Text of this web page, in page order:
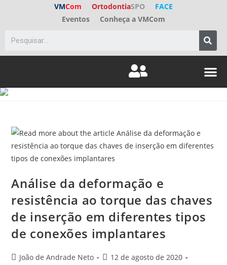
VMCom OrtodontiaSPO
FACE
Eventos
Conheça a VMCom
Análise da deformação e
resistência ao torque das chaves
de inserção em diferentes tipos
de conexões implantares
João de Andrade Neto
12 de agosto de 2020